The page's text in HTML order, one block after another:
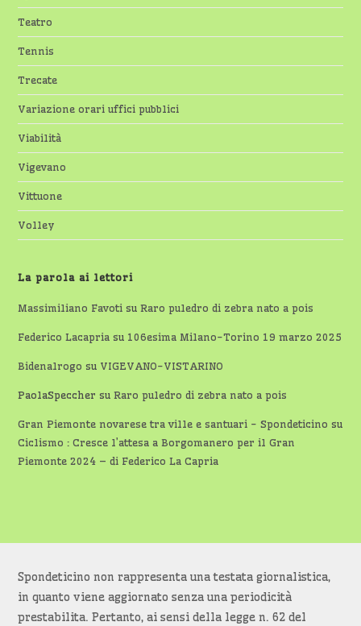
Teatro
Tennis
Trecate
Variazione orari uffici pubblici
Viabilità
Vigevano
Vittuone
Volley
La parola ai lettori
Massimiliano Favoti suRaro puledro di zebra nato a pois
Federico Lacapria su 106esima Milano-Torino 19 marzo 2025
Bidenalrogo su VIGEVANO-VISTARINO
PaolaSpeccher suRaro puledro di zebra nato a pois
Gran Piemonte novarese tra ville e santuari - Spondeticino su
Ciclismo : Cresce l’attesa a Borgomanero per il Gran
Piemonte 2024 – di Federico La Capria
Spondeticino non rappresenta una testata giornalistica,
in quanto viene aggiornato senza una periodicità
prestabilita. Pertanto, ai sensi della legge n. 62 del